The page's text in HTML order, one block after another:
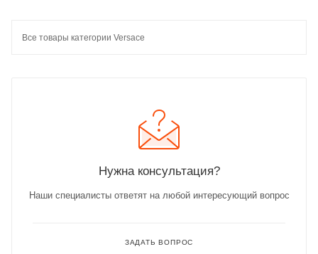
Все товары категории Versace
Нужна консультация?
Наши специалисты ответят на любой интересующий вопрос
ЗАДАТЬ ВОПРОС